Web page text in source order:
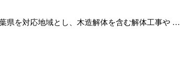
県を対応地域とし、木造解体を含む解体工事や …